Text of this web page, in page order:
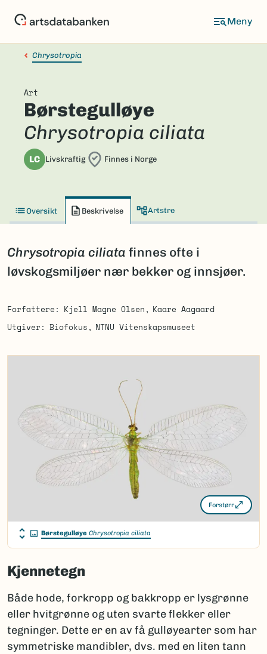
Chrysotropia
Art
Børstegulløye
Chrysotropia ciliata
LC Livskraftig Finnes i Norge
Oversikt Beskrivelse Artstre
Chrysotropia ciliata finnes ofte i
løvskogsmiljøer nær bekker og innsjøer.
Forfattere Kjell Magne Olsen
Kaare Aagaard
Utgiver
Biofokus NTNU Vitenskapsmuseet
Forstørr
Børstegulløye Chrysotropia ciliata
Kjennetegn
Både hode, forkropp og bakkropp er lysgrønne
eller hvitgrønne og uten svarte flekker eller
tegninger. Dette er en av få gulløyearter som har
symmetriske mandibler, dvs. med en liten tann